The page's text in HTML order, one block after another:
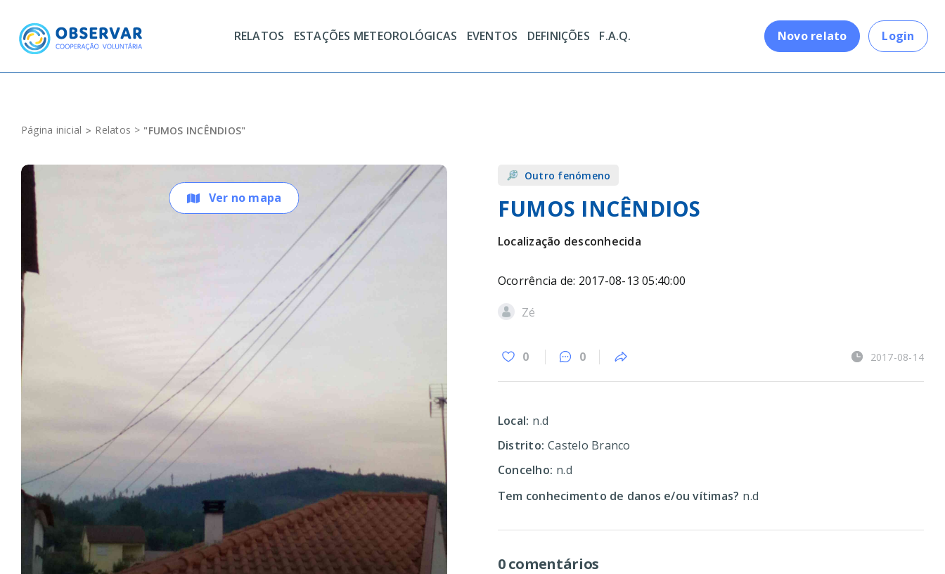
content
RELATOS ESTAÇÕES METEOROLÓGICAS EVENTOS DEFINIÇÕES F.A.Q. Novo relato Login
Página inicial Relatos "FUMOS INCÊNDIOS"
Ver no mapa
Outro fenómeno
FUMOS INCÊNDIOS
Localização desconhecida
Ocorrência de: 2017-08-13 05:40:00
Zé
0 0 2017-08-14
Local: n.d
Distrito: Castelo Branco
Concelho: n.d
Tem conhecimento de danos e/ou vítimas? n.d
0 comentários